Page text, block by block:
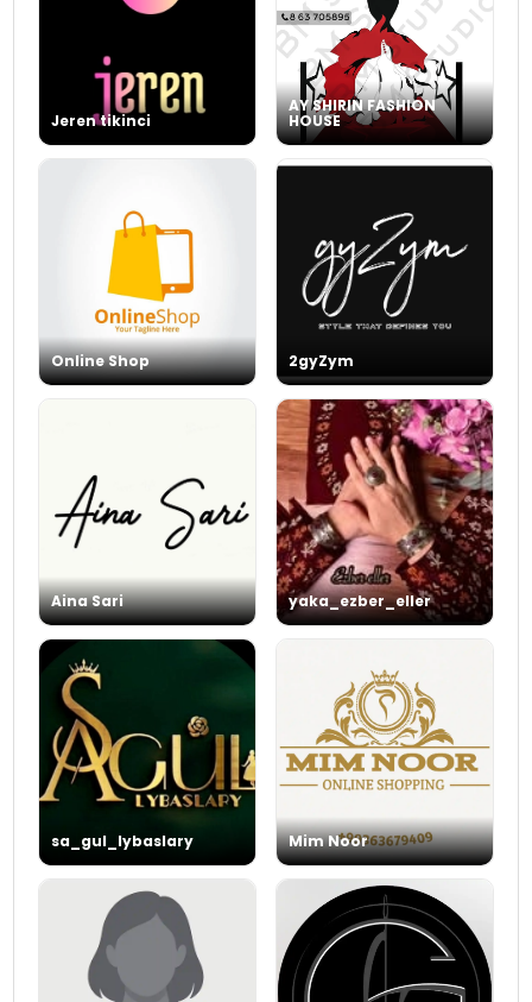
Jeren tikinci
AY SHIRIN FASHION
HOUSE
Online Shop 2gyZym
Aina Sari yaka_ezber_eller
sa_gul_lybaslary Mim Noor